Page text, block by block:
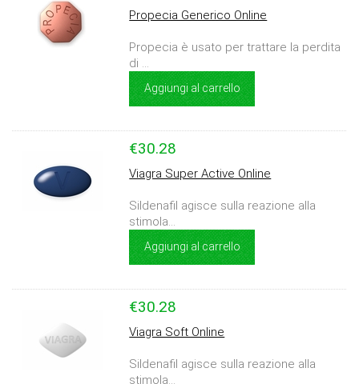
Propecia Generico Online
Propecia è usato per trattare la perdita
di ...
Aggiungi al carrello
€30.28
Viagra Super Active Online
Sildenafil agisce sulla reazione alla
stimola...
Aggiungi al carrello
€30.28
Viagra Soft Online
Sildenafil agisce sulla reazione alla
stimola...